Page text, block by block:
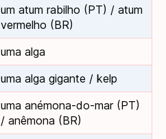
um atum rabilho (PT) / atum
vermelho (BR)
uma alga
uma alga gigante / kelp
uma anémona-do-mar (PT)
/ anêmona (BR)